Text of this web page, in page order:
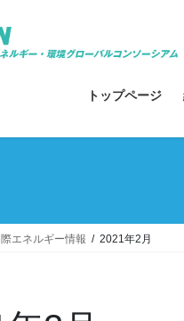
トップページ
際エネルギー情報 2021年2月